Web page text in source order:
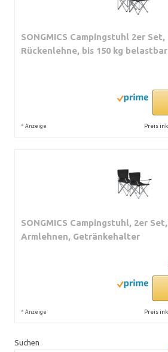
SONGMICS Campingstuhl 2er Set,
Rückenlehne, bis 150 kg belastbar
* Anzeige Preis
SONGMICS Campingstuhl, 2er
Armlehnen, Getränkehalter
* Anzeige Preis
Suchen